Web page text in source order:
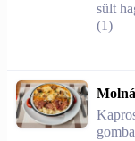
sült
(1)